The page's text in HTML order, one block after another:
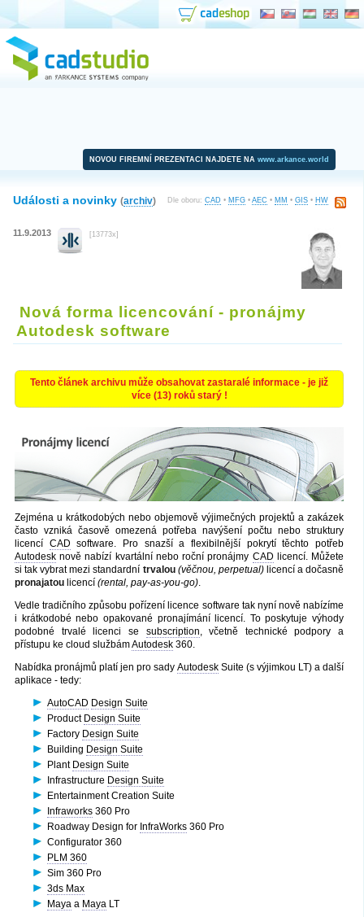
NOVOU FIREMNÍ PREZENTACI NAJDETE NA www.arkance.world
Dle oboru: CAD • MFG • AEC • MM • GIS • HW
Události a novinky (archiv)
11.9.2013 [13773x]
Nová forma licencování - pronájmy
Autodesk software
Tento článek archivu může obsahovat zastaralé informace - je již
více (13) roků starý !
Zejména u krátkodobých nebo objemově výjimečných projektů a zakázek
často vzniká časově omezená potřeba navýšení počtu nebo struktury
licencí CAD software. Pro snazší a flexibilnější pokrytí těchto potřeb
Autodesk nově nabízí kvartální nebo roční pronájmy CAD licencí. Můžete
si tak vybrat mezi standardní trvalou (věčnou, perpetual)licencí a dočasně
pronajatou licencí (rental, pay-as-you-go)
Vedle tradičního způsobu pořízení licence software tak nyní nově nabízíme
i krátkodobé nebo opakované pronajímání licencí. To poskytuje výhody
podobné trvalé licenci se subscription , včetně technické podpory a
přístupu ke cloud službámAutodesk 360.
Nabídka pronájmů platí jen pro sady AutodeskSuite (s výjimkou LT) a další
aplikace - tedy:
AutoCAD Design Suite
Product Design Suite
Factory Design Suite
Building Design Suite
Plant Design Suite
Infrastructure Design Suite
Entertainment Creation Suite
Infraworks 360 Pro
Roadway Design for InfraWorks 360 Pro
Configurator 360
PLM 360
Sim 360 Pro
3ds Max
Maya a Maya LT